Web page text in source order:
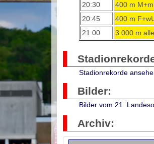
20:30
400 m
20:45
400 m
21:00
3.000 m
Stadionrekorde
Bilder:
Bilder vom 21.
Archiv: